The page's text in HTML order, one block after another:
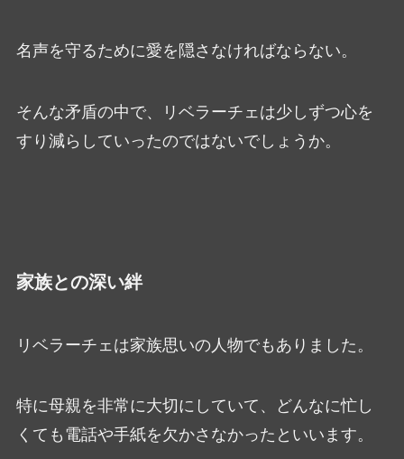
名声を守るために愛を隠さなければならない。
そんな矛盾の中で、リベラーチェは少しずつ心を
すり減らしていったのではないでしょうか。
家族との深い絆
リベラーチェは家族思いの人物でもありました。
特に母親を非常に大切にしていて、どんなに忙し
くても電話や手紙を欠かさなかったといいます。